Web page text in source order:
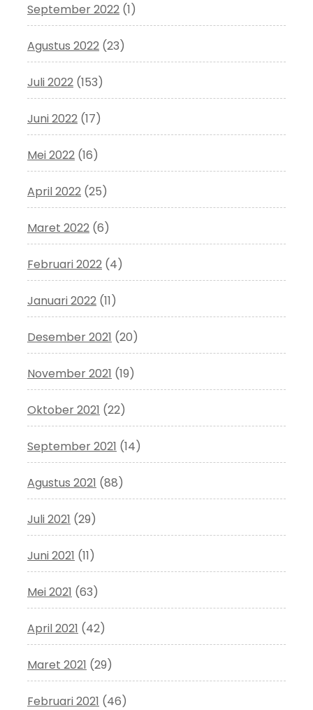
September 2022 (1)
Agustus 2022 (23)
Juli 2022 (153)
Juni 2022 (17)
Mei 2022 (16)
April 2022 (25)
Maret 2022 (6)
Februari 2022 (4)
Januari 2022 (11)
Desember 2021 (20)
November 2021 (19)
Oktober 2021 (22)
September 2021 (14)
Agustus 2021 (88)
Juli 2021 (29)
Juni 2021 (11)
Mei 2021 (63)
April 2021 (42)
Maret 2021 (29)
Februari 2021 (46)